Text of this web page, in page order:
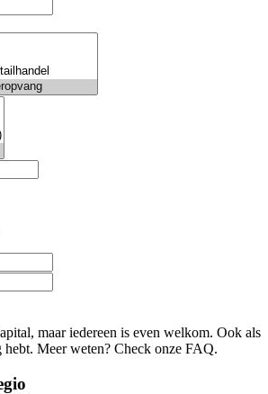
maar iedereen is even welkom. Ook als
hebt. Meer weten? Check onze FAQ.